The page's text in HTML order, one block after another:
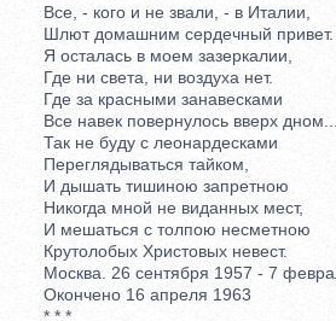
Все, - кого и не звали, - в Италии,
Шлют домашним сердечный привет.
Я осталась в моем зазеркалии,
Где ни света, ни воздуха нет.
Где за красными занавесками
Все навек повернулось вверх дном...
Так не буду с леонардесками
Переглядываться тайком,
И дышать тишиною запретною
Никогда мной не виданных мест,
И мешаться с толпою несметною
Крутолобых Христовых невест.
Москва. 26 сентября 1957 - 7
Окончено 16 апреля 1963
* * *